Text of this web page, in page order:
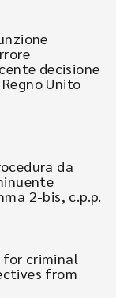
decisione
Unito
da
2-bis, c.p.p.
for criminal
from